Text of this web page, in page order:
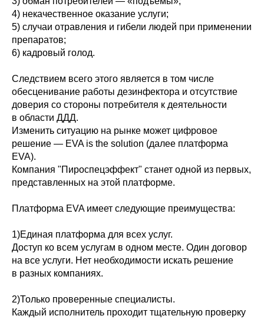
4) некачественное оказание услуги;
5) случаи отравления и гибели людей при применении
препаратов;
6) кадровый голод.
Следствием всего этого является в том числе
обесценивание работы дезинфектора и отсутствие
доверия со стороны потребителя к деятельности
в области ДДД.
Изменить ситуацию на рынке может цифровое
решение — EVA is the solution (далее платформа
EVA).
Компания "Пироспецэффект" станет одной из первых,
представленных на этой платформе.
Платформа EVA имеет следующие преимущества:
1)Единая платформа для всех услуг.
Доступ ко всем услугам в одном месте. Один договор
на все услуги. Нет необходимости искать решение
в разных компаниях.
2)Только проверенные специалисты.
Каждый исполнитель проходит тщательную проверку